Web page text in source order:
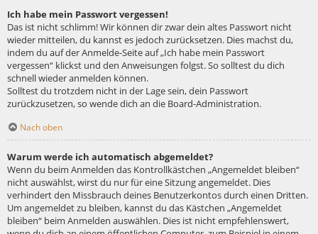
Ich habe mein Passwort vergessen!
Das ist nicht schlimm! Wir können dir zwar dein altes Passwort nicht
wieder mitteilen, du kannst es jedoch zurücksetzen. Dies machst du,
indem du auf der Anmelde-Seite auf „Ich habe mein Passwort
vergessen“ klickst und den Anweisungen folgst. So solltest du dich
schnell wieder anmelden können.
Solltest du trotzdem nicht in der Lage sein, dein Passwort
zurückzusetzen, so wende dich an die Board-Administration.
Nach oben
Warum werde ich automatisch abgemeldet?
Wenn du beim Anmelden das Kontrollkästchen „Angemeldet bleiben“
nicht auswählst, wirst du nur für eine Sitzung angemeldet. Dies
verhindert den Missbrauch deines Benutzerkontos durch einen Dritten.
Um angemeldet zu bleiben, kannst du das Kästchen „Angemeldet
bleiben“ beim Anmelden auswählen. Dies ist nicht empfehlenswert,